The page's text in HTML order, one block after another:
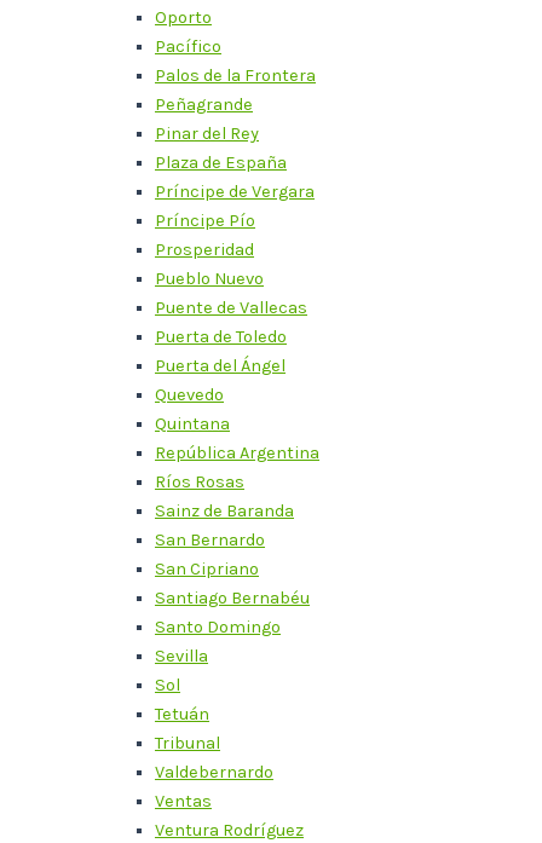
Oporto
Pacífico
Palos de la Frontera
Peñagrande
Pinar del Rey
Plaza de España
Príncipe de Vergara
Príncipe Pío
Prosperidad
Pueblo Nuevo
Puente de Vallecas
Puerta de Toledo
Puerta del Ángel
Quevedo
Quintana
República Argentina
Ríos Rosas
Sainz de Baranda
San Bernardo
San Cipriano
Santiago Bernabéu
Santo Domingo
Sevilla
Sol
Tetuán
Tribunal
Valdebernardo
Ventas
Ventura Rodríguez